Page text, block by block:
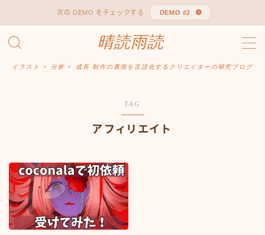
次の DEMO をチェックする DEMO #2
晴読雨読
イラスト × 分析 × 成長 制作の裏側を言語化するクリエイターの研究ブログ
MENU
お問い合わせ
TAG
アフィリエイト